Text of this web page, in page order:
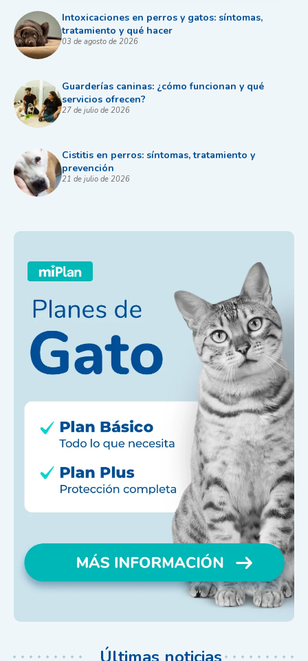
Intoxicaciones en perros y gatos: síntomas,
tratamiento y qué hacer
03 de agosto de 2026
Guarderías caninas: ¿cómo funcionan y qué
servicios ofrecen?
27 de julio de 2026
Cistitis en perros: síntomas, tratamiento y
prevención
21 de julio de 2026